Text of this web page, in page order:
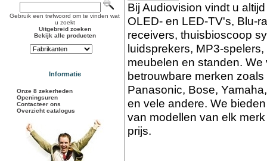
Gebruik een trefwoord om te vinden wat
u zoekt
Uitgebreid zoeken
Bekijk alle producten
Informatie
Onze 8 zekerheden
Openingsuren
Contacteer ons
Overzicht catalogus
Bij Audiovision vindt u
OLED- en LED-TV's, Blu-
receivers, thuisbioscoop
luidsprekers, MP3-
meubelen en standen.
betrouwbare merken
Panasonic, Bose,
en vele andere. We
van modellen van elk
prijs.